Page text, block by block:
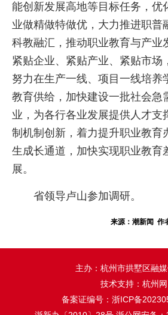
能创新发展高地等目标任务，优
业做精做特做优，大力推进职普
科教融汇，推动职业教育与产业
紧贴企业、紧贴产业、紧贴市场
努力在生产一线、项目一线培养
教育供给，加快建设一批社会急
业，为各行各业发展提供人才支
制机制创新，着力提升职业教育
生成长通道，加快实现职业教育
展。
省领导卢山参加调研。
来源：潮新闻 作
主办：杭州市拱墅区融
技术支持：杭州网
备案证编号： 浙ICP备